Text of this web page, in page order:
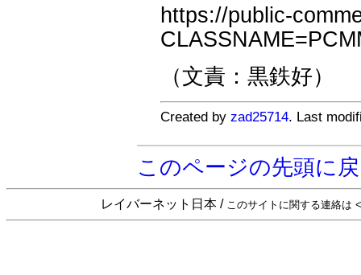
https://public-
（文責：黒鉄好）
Created byzad25714. Last
このページの先頭に
レイバーネット日本 / このサイトに関する連絡は